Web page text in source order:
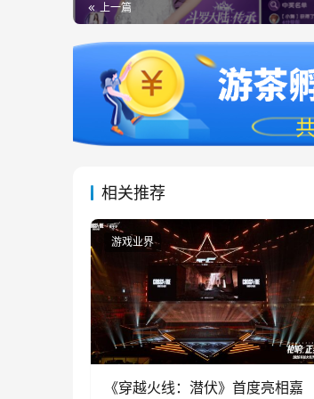
上一篇
相关推荐
游戏业界
《穿越火线：潜伏》首度亮相嘉